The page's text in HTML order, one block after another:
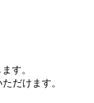
す。
だけます。